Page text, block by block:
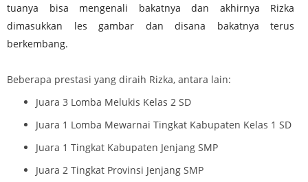
tuanya bisa mengenali bakatnya dan akhirnya Rizka
dimasukkan les gambar dan disana bakatnya terus
berkembang.
Beberapa prestasi yang diraih Rizka, antara lain:
Juara 3 Lomba Melukis Kelas 2 SD
Juara 1 Lomba Mewarnai Tingkat Kabupaten Kelas 1 SD
Juara 1 Tingkat Kabupaten Jenjang SMP
Juara 2 Tingkat Provinsi Jenjang SMP